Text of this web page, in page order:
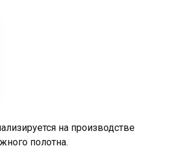
на производстве
полотна.